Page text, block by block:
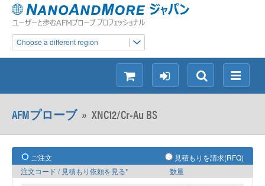
Choose a different region
メ
ニ
検
索
ロ
グ
シ
ョ
ッ
ン
AFMプローブ» XNC12/Cr-Au BS
ご注文
見積もりを請求(RFQ)
注文コード / 見積もり依頼を見る*
数量